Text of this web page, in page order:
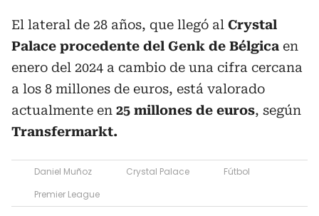
El lateral de 28 años, que llegó al Crystal
Palace procedente del Genk de Bélgica en
enero del 2024 a cambio de una cifra cercana
a los 8 millones de euros, está valorado
actualmente en 25 millones de euros, según
Transfermarkt.
Daniel Muñoz Crystal Palace
Fútbol
Premier League